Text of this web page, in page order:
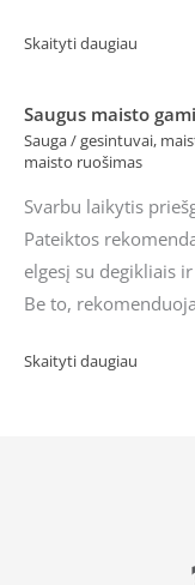
Skaityti daugiau
Saugus maisto
Sauga/gesintuvai,
maisto ruošimas
Svarbu laikytis
Pateiktos
elgesį su degikliais
Be to,
Skaityti daugiau